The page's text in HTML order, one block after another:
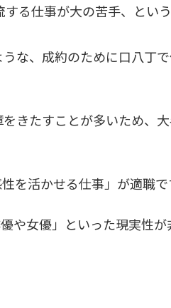
る仕事が大の苦手、という
な、成約のために口八丁
きたすことが多いため、
を活かせる仕事」が適職で
や女優」といった現実性